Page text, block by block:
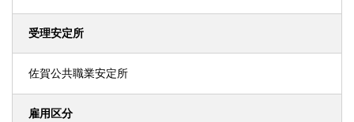
受理安定所
佐賀公共職業安定所
雇用区分